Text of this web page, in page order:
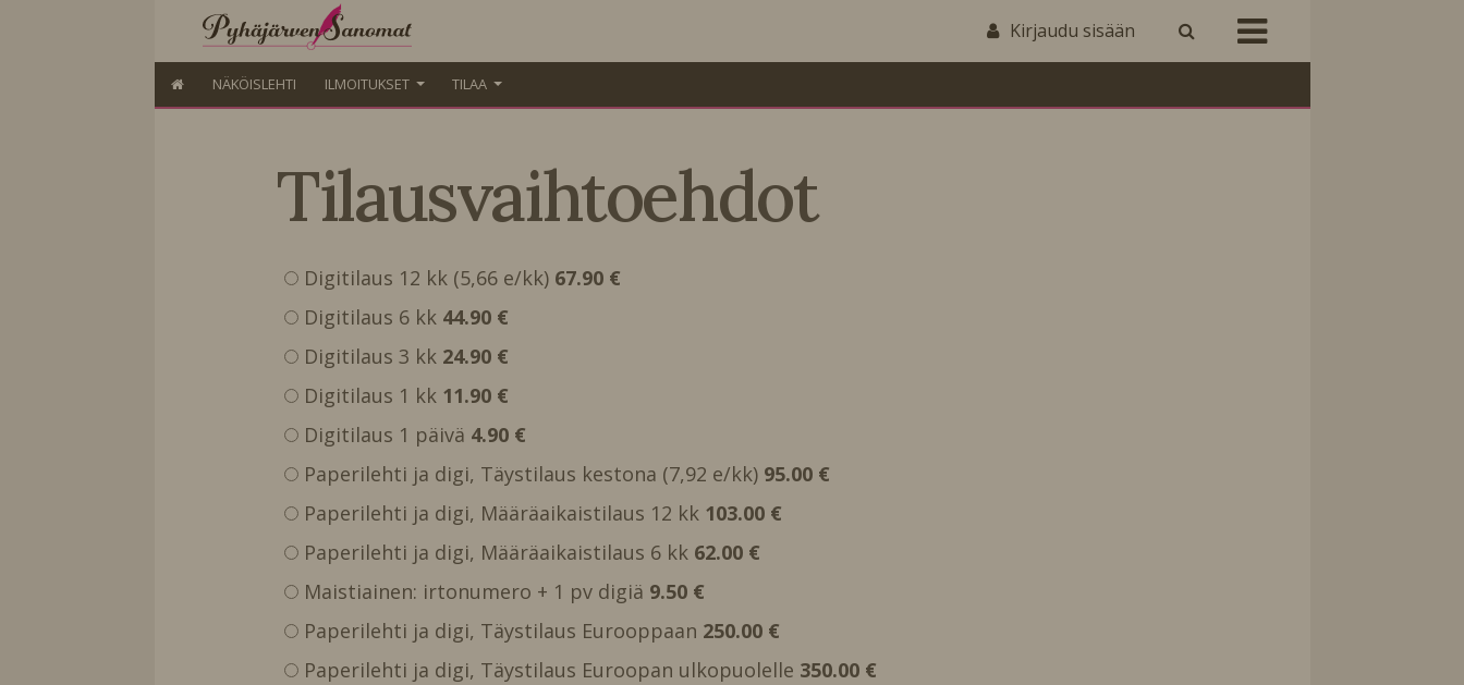
Kirjaudu sisään
NÄKÖISLEHTI ILMOITUKSET TILAA
Tilausvaihtoehdot
Digitilaus 12 kk (5,66 e/kk) 67.90 €
Digitilaus 6 kk 44.90 €
Digitilaus 3 kk 24.90 €
Digitilaus 1 kk 11.90 €
Digitilaus 1 päivä 4.90 €
Paperilehti ja digi, Täystilaus kestona (7,92 e/kk) 95.00 €
Paperilehti ja digi, Määräaikaistilaus 12 kk 103.00 €
Paperilehti ja digi, Määräaikaistilaus 6 kk 62.00 €
Maistiainen: irtonumero + 1 pv digiä 9.50 €
Paperilehti ja digi, Täystilaus Eurooppaan 250.00 €
Paperilehti ja digi, Täystilaus Euroopan ulkopuolelle 350.00 €